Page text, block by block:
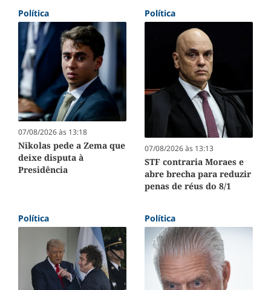
Política
07/08/2026 às 13:18
Nikolas pede a Zema que
deixe disputa à
Presidência
Política
07/08/2026 às 13:13
STF contraria Moraes e
abre brecha para reduzir
penas de réus do 8/1
Política Política